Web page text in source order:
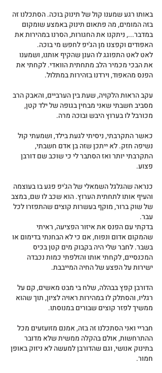
באותו רגע שמענו קול של תינוק בוכה. הסתכלנו זה
בזה המומים, מה פתאום תינוק באמצע שומקום
במדבר..., ניתקנו את החגורות, הסרנו במהירות את
האפודים וקפצנו מן הג'יפ לחפש מי בוכה.
לאט לאט התפוגג לו הענן שהקיף אותנו, ושמענו
את הבכי מכמיר הלב מתחתית הוואדי. לקחתי את
הפנס מהאפוד, וירדנו בזהירות במתלול.
עקב הראות הלקויה, שעת בין הערביים, והאבק הרב
מסביב חשבתי שאני מבחין בגופה של ילד קטן,
מכורבל לו בערוץ היבש ובוכה מרה.
כאשר התקרבתי, ניסיתי לגעת בילד, ושמעתי קול
נשיפה חזק. לא ייתכן שזה בן אדם חשבתי,
התקרבתי יותר ואז הסתבר לי כי שוכב שם דורבן
פצוע.
כנראה שהגלגל השמאלי של הג'יפ פגע בו בעוצמה
והעיף אותו לתחתית הערוץ. הוא שכב לו שם, במצב
של שוק ברור, מוקף בעשרות קוצים שהתפזרו לכל
עבר.
בדקתי עם הפנס את איזור הפציעה, ראיתי
שהמקום אדום ונפוח, אם כי לא הבחנתי בדימום או
בשבר. לחבר שלי היה בקבוק מים קטן בכיס
המכנסיים, לקחתי אותו והזלפתי כמות נכבדה
ישירות על הפצע של החיה המייבבת.
הדורבן קפץ בבהלה, שלח בי מבט מאשים, קם על
רגליו, והסתלק לו במהירות ראויה לציון, תוך שהוא
ממשיך לפזר קוצים שבורים במנוסתו.
חבריי ואני הסתכלנו זה בזה, אמנם מזועזעים מכל
ההתרחשות, אולם בהקלה ממשית שלא מדובר
בתינוק אנושי, וגם שהדורבן למעשה לא ניזוק באופן
חמור.